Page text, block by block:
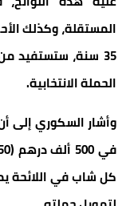
المستقلة، وكذلك
الحملة الانتخابية.
وأشار السكوري إلى